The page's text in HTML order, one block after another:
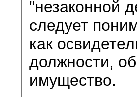
"незаконной
следует
как
должности,
имущество.